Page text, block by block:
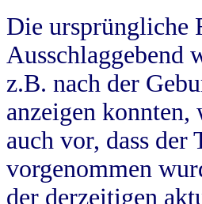
Die ursprüngliche
Ausschlaggebend
z.B. nach der
anzeigen konnten,
auch vor, dass
vorgenommen
der derzeitigen